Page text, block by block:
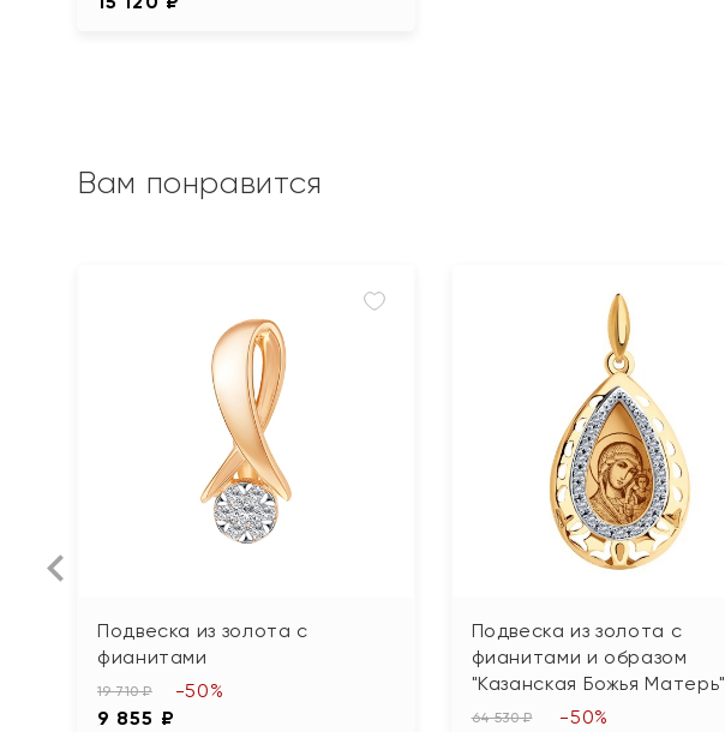
Вам понравится
Подвеска из золота с
фианитами
19 710 ₽
9 855 ₽
-50%
Подвеска из золота с
фианитами и образом
"Казанская Божья Матерь"
64 530 ₽ -50%